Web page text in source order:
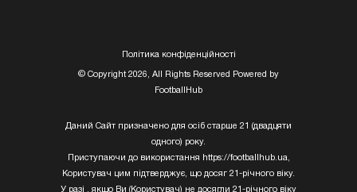
Полiтика конфiденцiйностi
© Copyright 2026, All Rights Reserved Powered by
FootballHub
Даний Сайт призначено для осіб старше 21 (двадцяти
одного) року.
Приступаючи до використання https://footballhub.ua,
Користувач цим підтверджує, що досяг 21-річного віку.
У разі , якщо Ви (Користувач) не досягли 21-річного віку